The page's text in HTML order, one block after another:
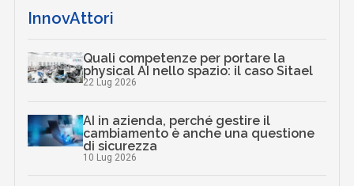
InnovAttori
Quali competenze per portare la
physical AI nello spazio: il caso Sitael
22 Lug 2026
AI in azienda, perché gestire il
cambiamento è anche una questione
di sicurezza
10 Lug 2026